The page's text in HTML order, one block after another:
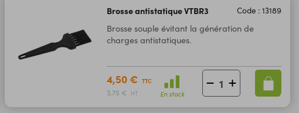
Brosse antistatique VTBR3 Code : 13189
Brosse souple évitant la génération de
charges antistatiques.
4,50 € TTC
3,75 € HT En stock